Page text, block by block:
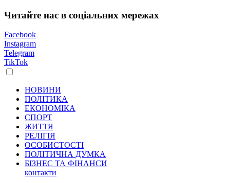
Читайте нас в соціальних мережах
Facebook
Instagram
Telegram
TikTok
НОВИНИ
ПОЛІТИКА
ЕКОНОМІКА
СПОРТ
ЖИТТЯ
РЕЛІГІЯ
ОСОБИСТОСТІ
ПОЛІТИЧНА ДУМКА
БІЗНЕС ТА ФІНАНСИ
контакти